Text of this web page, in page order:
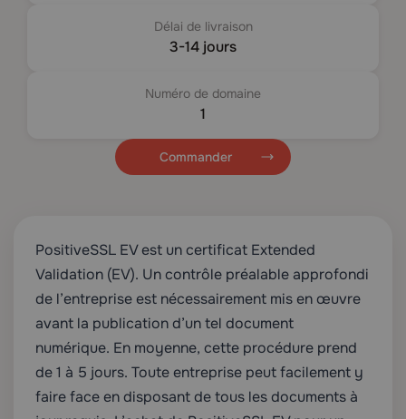
Délai de livraison
3-14 jours
Numéro de domaine
1
Commander
PositiveSSL EV est un certificat Extended
Validation (EV). Un contrôle préalable approfondi
de l’entreprise est nécessairement mis en œuvre
avant la publication d’un tel document
numérique. En moyenne, cette procédure prend
de 1 à 5 jours. Toute entreprise peut facilement y
faire face en disposant de tous les documents à